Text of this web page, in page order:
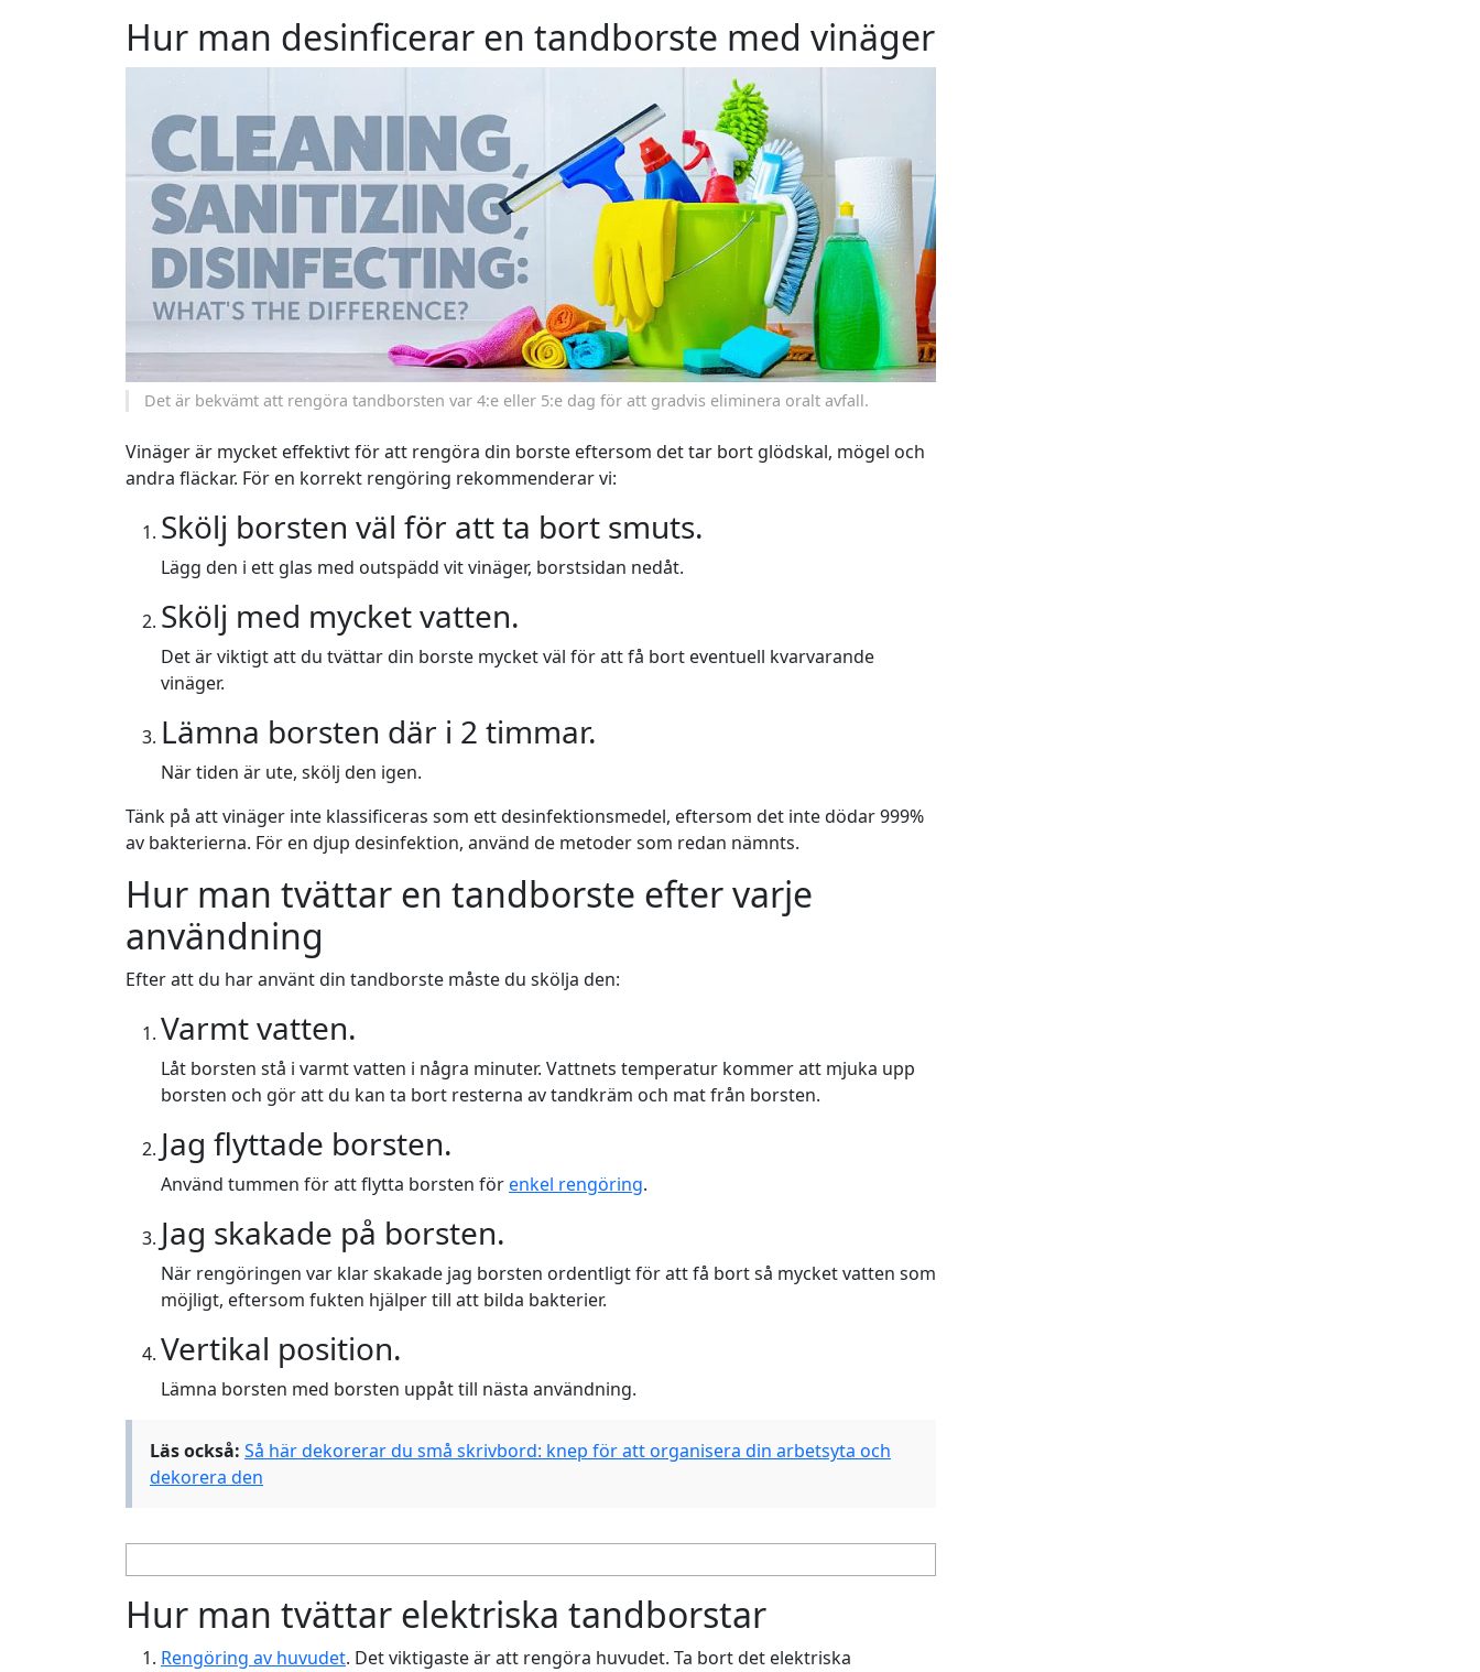
Hur man desinficerar en tandborste med vinäger
Det är bekvämt att rengöra tandborsten var 4:e eller 5:e dag för att gradvis eliminera oralt avfall.
Vinäger är mycket effektivt för att rengöra din borste eftersom det tar bort glödskal, mögel och
andra fläckar. För en korrekt rengöring rekommenderar vi:
Skölj borsten väl för att ta bort smuts.
Lägg den i ett glas med outspädd vit vinäger, borstsidan nedåt.
Skölj med mycket vatten.
Det är viktigt att du tvättar din borste mycket väl för att få bort eventuell kvarvarande
vinäger.
Lämna borsten där i 2 timmar.
När tiden är ute, skölj den igen.
Tänk på att vinäger inte klassificeras som ett desinfektionsmedel, eftersom det inte dödar 999%
av bakterierna. För en djup desinfektion, använd de metoder som redan nämnts.
Hur man tvättar en tandborste efter varje
användning
Efter att du har använt din tandborste måste du skölja den:
Varmt vatten.
Låt borsten stå i varmt vatten i några minuter. Vattnets temperatur kommer att mjuka upp
borsten och gör att du kan ta bort resterna av tandkräm och mat från borsten.
Jag flyttade borsten.
Använd tummen för att flytta borsten förenkel rengöring.
Jag skakade på borsten.
När rengöringen var klar skakade jag borsten ordentligt för att få bort så mycket vatten som
möjligt, eftersom fukten hjälper till att bilda bakterier.
Vertikal position.
Lämna borsten med borsten uppåt till nästa användning.
Läs också: Så här dekorerar du små skrivbord: knep för att organisera din arbetsyta och
dekorera den
Hur man tvättar elektriska tandborstar
Rengöring av huvudet. Det viktigaste är att rengöra huvudet. Ta bort det elektriska